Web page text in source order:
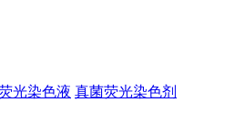
光染色液 真菌荧光染色剂